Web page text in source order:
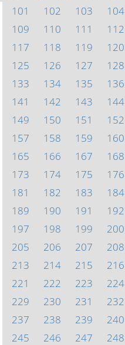
101
102 103 104
109
110 111 112
117
118 119 120
125
126 127 128
133
134 135 136
141
142 143 144
149
150 151 152
157
158 159 160
165
166 167 168
173
174 175 176
181
182 183 184
189
190 191 192
197
198 199 200
205
206 207 208
213
214 215 216
221
222 223 224
229
230 231 232
237
238 239 240
245
246 247 248